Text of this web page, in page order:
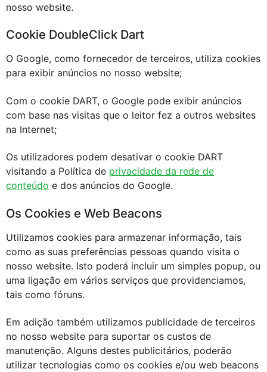
nosso website.
Cookie DoubleClick Dart
O Google, como fornecedor de terceiros, utiliza cookies
para exibir anúncios no nosso website;
Com o cookie DART, o Google pode exibir anúncios
com base nas visitas que o leitor fez a outros websites
na Internet;
Os utilizadores podem desativar o cookie DART
visitando a Política de privacidade da rede de
conteúdo e dos anúncios do Google.
Os Cookies e Web Beacons
Utilizamos cookies para armazenar informação, tais
como as suas preferências pessoas quando visita o
nosso website. Isto poderá incluir um simples popup, ou
uma ligação em vários serviços que providenciamos,
tais como fóruns.
Em adição também utilizamos publicidade de terceiros
no nosso website para suportar os custos de
manutenção. Alguns destes publicitários, poderão
utilizar tecnologias como os cookies e/ou web beacons